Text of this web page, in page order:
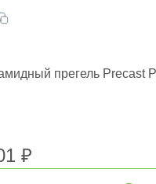
прегель Precast
₽